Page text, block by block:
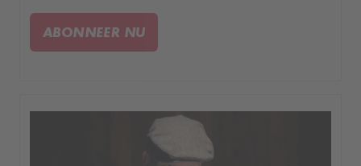
laat hij zien hoe hij zijn situatie weet te
manipuleren.
ABONNEER NU